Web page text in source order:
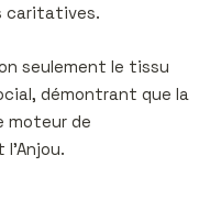
caritatives.
seulement le tissu
démontrant que la
moteur de